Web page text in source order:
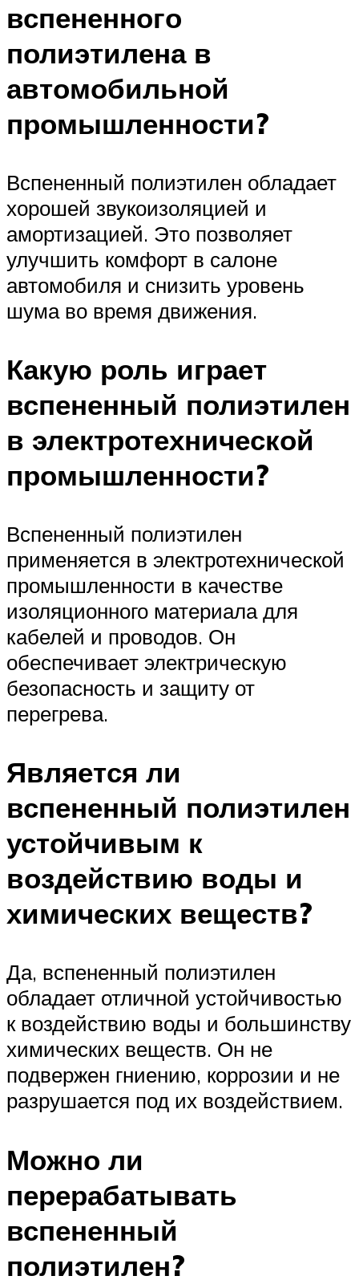
вспененного
полиэтилена в
автомобильной
промышленности?
Вспененный полиэтилен обладает
хорошей звукоизоляцией и
амортизацией. Это позволяет
улучшить комфорт в салоне
автомобиля и снизить уровень
шума во время движения.
Какую роль играет
вспененный полиэтилен
в электротехнической
промышленности?
Вспененный полиэтилен
применяется в электротехнической
промышленности в качестве
изоляционного материала для
кабелей и проводов. Он
обеспечивает электрическую
безопасность и защиту от
перегрева.
Является ли
вспененный полиэтилен
устойчивым к
воздействию воды и
химических веществ?
Да, вспененный полиэтилен
обладает отличной устойчивостью
к воздействию воды и большинству
химических веществ. Он не
подвержен гниению, коррозии и не
разрушается под их воздействием.
Можно ли
перерабатывать
вспененный
полиэтилен?